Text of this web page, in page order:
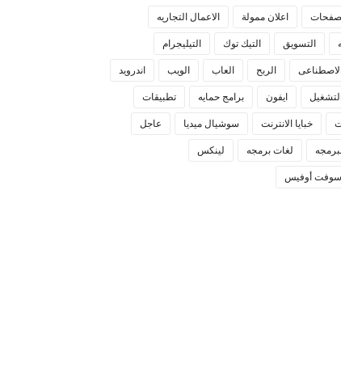
اعلان ممولة
الاعمال التجاريه
التسويق التيك توك
التيليجرام
الربح العاب الويب
اندرويد
ايفون برامج حمايه
تطبيقات
خبايا الانترنت سوشيال ميديا
عاجل
لغات برمجه
لينكس
أوفيس